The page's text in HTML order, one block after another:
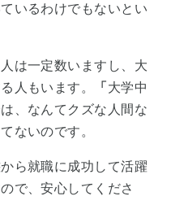
いるわけでもないとい
は一定数いますし、大
人もいます。
「 大学中
、なんてクズな人間な
ないのです。
ら就職に成功して活躍
で、安心してくださ